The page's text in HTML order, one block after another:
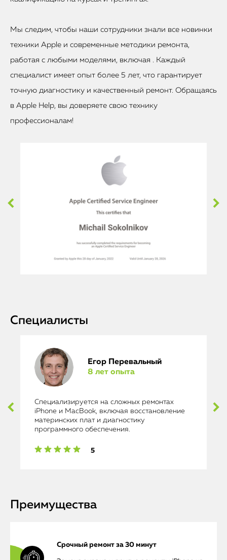
Мы следим, чтобы наши сотрудники знали все новинки
техники Apple и современные методики ремонта,
работая с любыми моделями, включая . Каждый
специалист имеет опыт более 5 лет, что гарантирует
точную диагностику и качественный ремонт. Обращаясь
в Apple Help, вы доверяете свою технику
профессионалам!
Специалисты
Егор Перевальный
8 лет опыта
Специализируется на сложных ремонтах
iPhone и MacBook, включая восстановление
материнских плат и диагностику
программного обеспечения.
5
Преимущества
Срочный ремонт за 30 минут